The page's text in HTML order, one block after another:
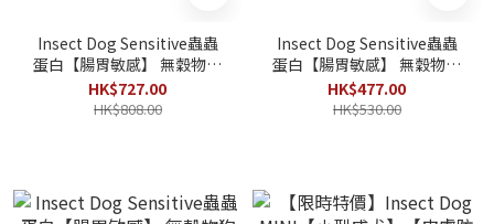
Insect Dog Sensitive蟲蟲
蛋白【腸胃敏感】 無穀物狗
糧 10kg
HK$727.00
HK$808.00
Insect Dog Sensitive蟲蟲
蛋白【腸胃敏感】 無穀物狗
糧 900g x 5包(4.5kg)
HK$477.00
HK$530.00